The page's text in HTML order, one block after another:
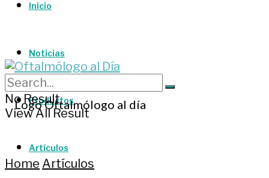
Inicio
Noticias
Productos
Artículos
No Result
View All Result
Home Artículos